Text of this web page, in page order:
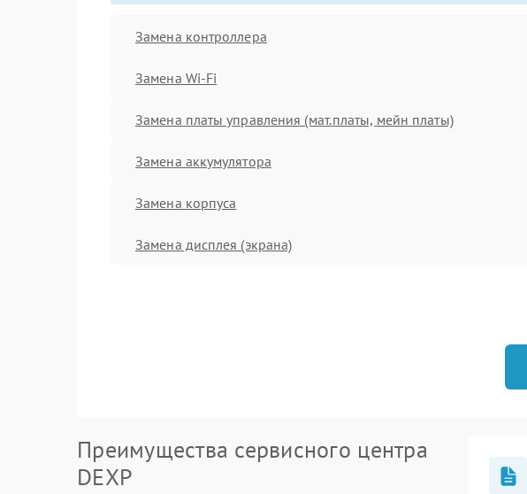
Замена контроллера
Замена Wi-Fi
Замена платы управления (мат.платы, мейн платы)
Замена аккумулятора
Замена корпуса
Замена дисплея (экрана)
Преимущества сервисного центра
DEXP